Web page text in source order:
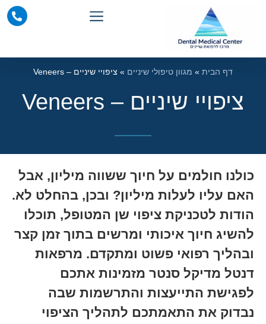
דף הבית » מגוון טיפולי שיניים » ציפויי שיניים – Veneers
ציפויי שיניים – Veneers
כולנו חולמים על חיוך ששווה מיליון, אבל
האם עליו לעלות מיליון? ובכן, בהחלט לא.
הודות לטכניקת ציפוי שן המטופל, תוכלו
להשיג חיוך איכותי ומרשים בתוך זמן קצר
ובהליך רפואי פשוט ומתקדם. מרפאות
דנטל מדיקל סנטר מזמינות אתכם
לפגישת התייעצות והתרשמות שבה
נבדוק את התאמתכם לתהליך הציפוי